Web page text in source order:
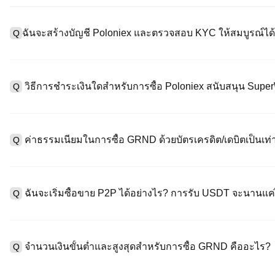
Q ฉันจะสร้างบัญชี Poloniex และตรวจสอบ KYC ให้สมบูรณ์ได้
"ความปลอดภัย" อัปโหลดเอกสาร Id ที่ถูกต้องของคุณ และถ่ายเซลฟี่
Q วิธีการชำระเงินใดสำหรับการซื้อ Poloniex สนับสนุน
ซื้อขาย OTC สำหรับธุรกรรมขนาดใหญ่เกิน 100,000 USD พร้อมใบเสน
Q ค่าธรรมเนียมในการซื้อ GRND ด้วยบัตรเครดิต/เดบิตเป็นเท่
ธรรมเนียมการซื้อขายแบบสปอตมาตรฐาน (ต่ำถึง 0.05%) ใช้กับการซื้อข
Q ฉันจะเริ่มซื้อขาย P2P ได้อย่างไร? การรับ USDT จะนานแ
กับวิธีการชำระเงินและเวลาตอบสนองของผู้ขาย
Q จำนวนเงินขั้นต่ำและสูงสุดสำหรับการซื้อ GRND คืออะไร?